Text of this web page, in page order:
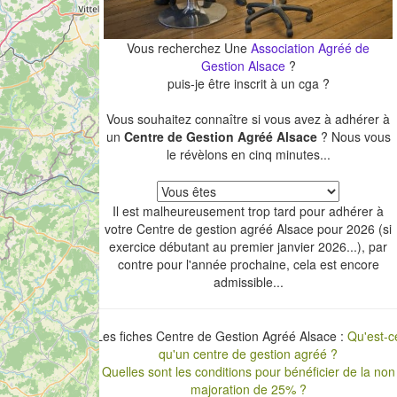
Vous recherchez Une Association Agréé de
Gestion Alsace?
puis-je être inscrit à un cga ?
Vous souhaitez connaître si vous avez à adhérer à
un Centre de Gestion Agréé Alsace? Nous vous
le révèlons en cinq minutes...
Il est malheureusement trop tard pour adhérer à
votre Centre de gestion agréé Alsace pour 2026 (si
exercice débutant au premier janvier 2026...), par
contre pour l'année prochaine, cela est encore
admissible...
Les fiches Centre de Gestion Agréé Alsace : Qu'est-
qu'un centre de gestion agréé ?
Quelles sont les conditions pour bénéficier de la non
majoration de 25% ?